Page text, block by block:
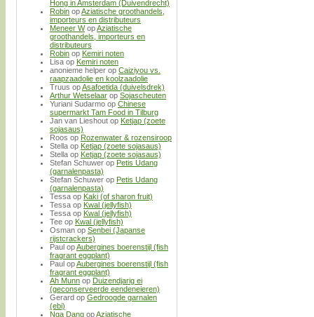
Hong in Amsterdam (Duivendrecht)
Robin opAziatische groothandels,
importeurs en distributeurs
Meneer WopAziatische
groothandels, importeurs en
distributeurs
Robin op Kemiri noten
Lisa op Kemiri noten
anonieme helper op Caiziyou vs.
raapzaadolie en koolzaadolie
Truus opAsafoetida (duivelsdrek)
Arthur Wetselaar op Sojascheuten
Yuriani Sudarmo op Chinese
supermarkt Tam Food in Tilburg
Jan van Lieshout op Ketjap (zoete
sojasaus)
Roos op Rozenwater & rozensiroop
Stella op Ketjap (zoete sojasaus)
Stella op Ketjap (zoete sojasaus)
Stefan Schuwer op Petis Udang
(garnalenpasta)
Stefan Schuwer op Petis Udang
(garnalenpasta)
Tessa op Kaki (of sharon fruit)
Tessa op Kwal (jellyfish)
Tessa op Kwal (jellyfish)
Tee op Kwal (jellyfish)
Osman op Senbei (Japanse
rijstcrackers)
Paul opAubergines boerenstijl (fish
fragrant eggplant)
Paul opAubergines boerenstijl (fish
fragrant eggplant)
Ah Munn op Duizendjarig ei
(geconserveerde eendeneieren)
Gerard op Gedroogde garnalen
(ebi)
Nga Dang opAziatische